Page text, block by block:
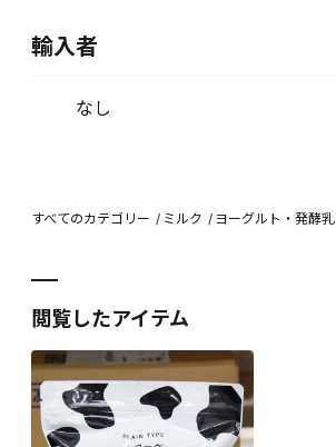
輸入者
なし
すべてのカテゴリー ミルク ヨーグルト・発酵乳
閲覧したアイテム